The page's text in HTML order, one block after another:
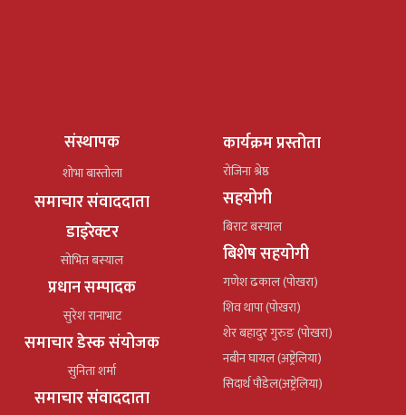
संस्थापक
शोभा बास्तोला
समाचार संवाददाता
डाइरेक्टर
सोभित बस्याल
प्रधान सम्पादक
सुरेश रानाभाट
समाचार डेस्क संयोजक
सुनिता शर्मा
समाचार संवाददाता
कार्यक्रम प्रस्तोता
रोजिना श्रेष्ठ
सहयोगी
बिराट बस्याल
बिशेष सहयोगी
गणेश ढकाल (पोखरा)
शिव थापा (पोखरा)
शेर बहादुर गुरुङ (पोखरा)
नबीन घायल (अष्ट्रेलिया)
सिदार्थ पौडेल(अष्ट्रेलिया)